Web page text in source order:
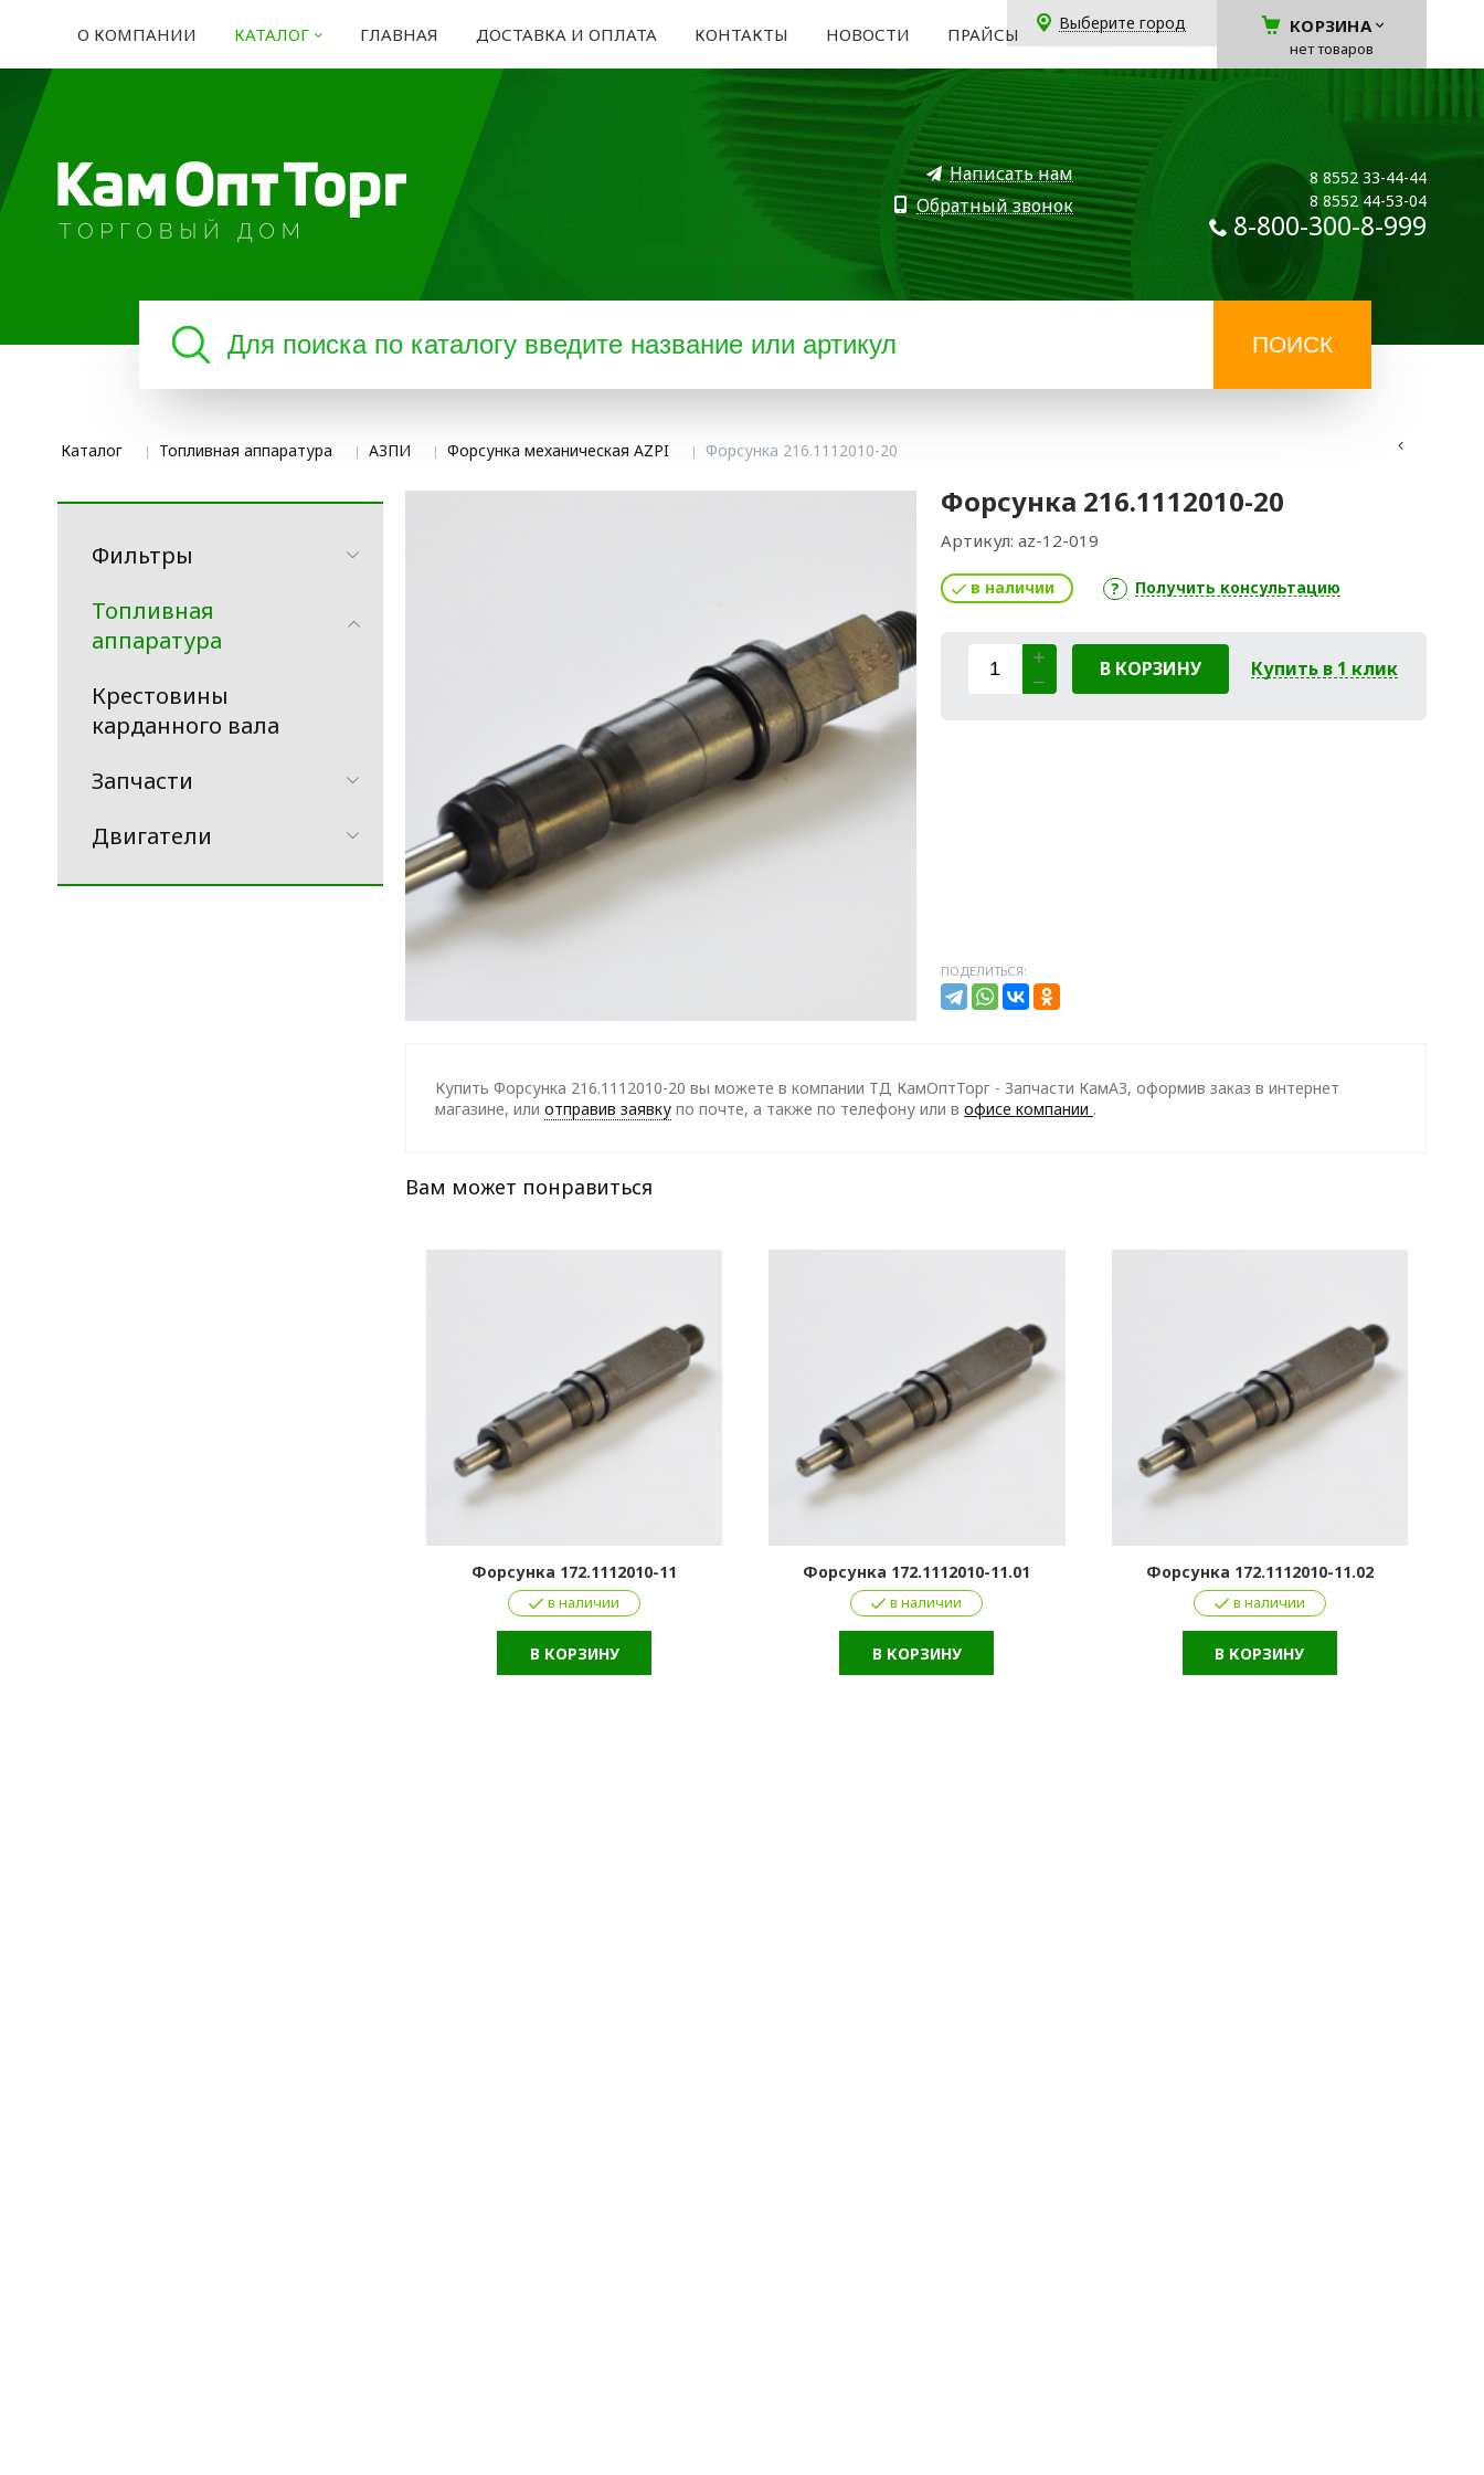
О КОМПАНИИ КАТАЛОГ ГЛАВНАЯ ДОСТАВКА И ОПЛАТА КОНТАКТЫ НОВОСТИ ПРАЙСЫ
Выберите город КОРЗИНА
нет товаров
Написать нам
Обратный звонок
8 8552 33-44-44
8 8552 44-53-04
8-800-300-8-999
Каталог Топливная аппаратура АЗПИ Форсунка механическая AZPI Форсунка 216.1112010-20
Фильтры
Топливная
аппаратура
Крестовины
карданного вала
Запчасти
Двигатели
Форсунка 216.1112010-20
Артикул: az-12-019
в наличии Получить консультацию
В КОРЗИНУ Купить в 1 клик
ПОДЕЛИТЬСЯ:
Купить Форсунка 216.1112010-20 вы можете в компании ТД КамОптТорг - Запчасти КамАЗ, оформив заказ в интернет
магазине, или отправив заявку по почте, а также по телефону или в офисе компании .
Вам может понравиться
Форсунка 172.1112010-11
в наличии
В КОРЗИНУ
Форсунка 172.1112010-11.01
в наличии
В КОРЗИНУ
Форсунка 172.1112010-11.02
в наличии
В КОРЗИНУ